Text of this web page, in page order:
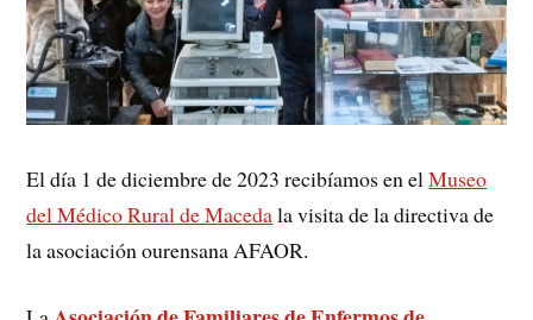
El día 1 de diciembre de 2023 recibíamos en elMuseo
del Médico Rural de Macedala visita de la directiva de
la asociación ourensana AFAOR.